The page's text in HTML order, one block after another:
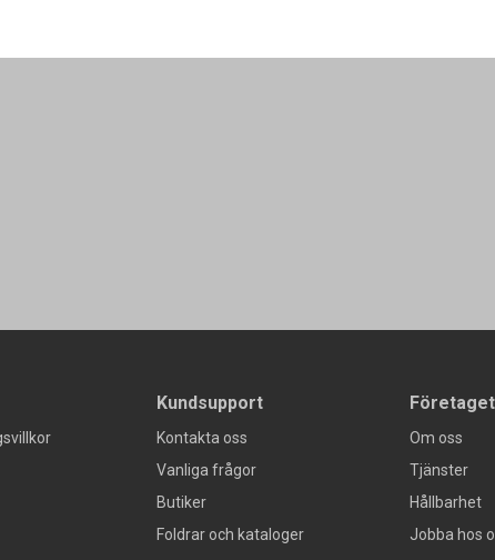
Kundsupport
Kontakta oss
Vanliga frågor
Butiker
Foldrar och kataloger
Företaget
Om oss
Tjänster
Hållbarhet
Jobba hos